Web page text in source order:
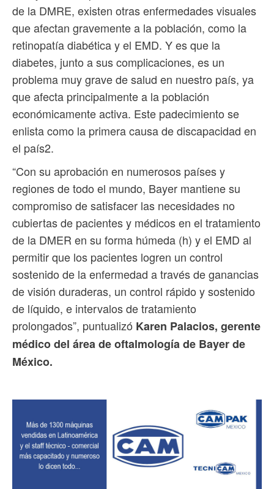
de la DMRE, existen otras enfermedades visuales
que afectan gravemente a la población, como la
retinopatía diabética y el EMD. Y es que la
diabetes, junto a sus complicaciones, es un
problema muy grave de salud en nuestro país, ya
que afecta principalmente a la población
económicamente activa. Este padecimiento se
enlista como la primera causa de discapacidad en
el país2.
“Con su aprobación en numerosos países y
regiones de todo el mundo, Bayer mantiene su
compromiso de satisfacer las necesidades no
cubiertas de pacientes y médicos en el tratamiento
de la DMER en su forma húmeda (h) y el EMD al
permitir que los pacientes logren un control
sostenido de la enfermedad a través de ganancias
de visión duraderas, un control rápido y sostenido
de líquido, e intervalos de tratamiento
prolongados”, puntualizó Karen Palacios, gerente
médico del área de oftalmología de Bayer de
México.